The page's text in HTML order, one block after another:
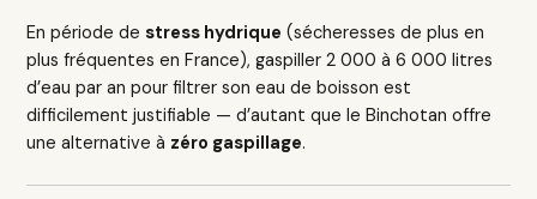
En période de stress hydrique (sécheresses de plus en
plus fréquentes en France), gaspiller 2 000 à 6 000 litres
d’eau par an pour filtrer son eau de boisson est
difficilement justifiable — d’autant que le Binchotan offre
une alternative à zéro gaspillage.